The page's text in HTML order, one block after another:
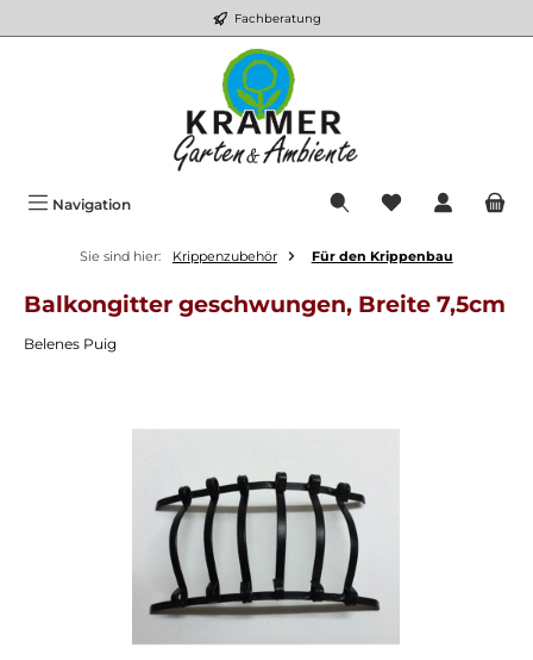
Fachberatung
Navigation Du hast 0
Sie sind hier: Krippenzubehör Für den Krippenbau
Balkongitter geschwungen, Breite 7,5cm
Belenes Puig